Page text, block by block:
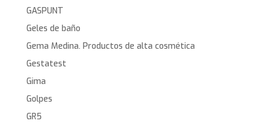
GASPUNT
Geles de baño
Gema Medina. Productos de alta cosmética
Gestatest
Gima
Golpes
GR5